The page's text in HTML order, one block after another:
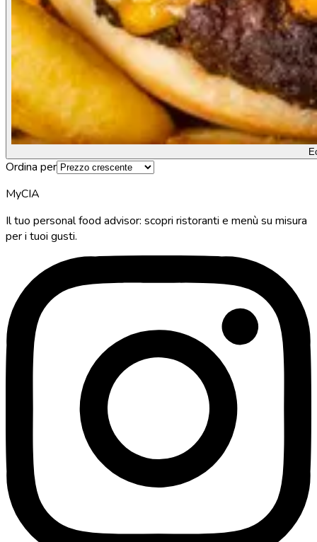
Ordina per
MyCIA
Il tuo personal food advisor: scopri ristoranti e menù su misura
per i tuoi gusti.